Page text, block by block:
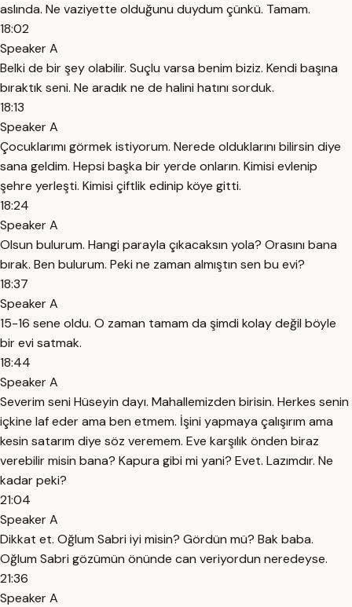
aslında. Ne vaziyette olduğunu duydum çünkü. Tamam.
18:02
Speaker A
Belki de bir şey olabilir. Suçlu varsa benim biziz. Kendi başına
bıraktık seni. Ne aradık ne de halini hatını sorduk.
18:13
Speaker A
Çocuklarımı görmek istiyorum. Nerede olduklarını bilirsin diye
sana geldim. Hepsi başka bir yerde onların. Kimisi evlenip
şehre yerleşti. Kimisi çiftlik edinip köye gitti.
18:24
Speaker A
Olsun bulurum. Hangi parayla çıkacaksın yola? Orasını bana
bırak. Ben bulurum. Peki ne zaman almıştın sen bu evi?
18:37
Speaker A
15-16 sene oldu. O zaman tamam da şimdi kolay değil böyle
bir evi satmak.
18:44
Speaker A
Severim seni Hüseyin dayı. Mahallemizden birisin. Herkes senin
içkine laf eder ama ben etmem. İşini yapmaya çalışırım ama
kesin satarım diye söz veremem. Eve karşılık önden biraz
verebilir misin bana? Kapura gibi mi yani? Evet. Lazımdır. Ne
kadar peki?
21:04
Speaker A
Dikkat et. Oğlum Sabri iyi misin? Gördün mü? Bak baba.
Oğlum Sabri gözümün önünde can veriyordun neredeyse.
21:36
Speaker A